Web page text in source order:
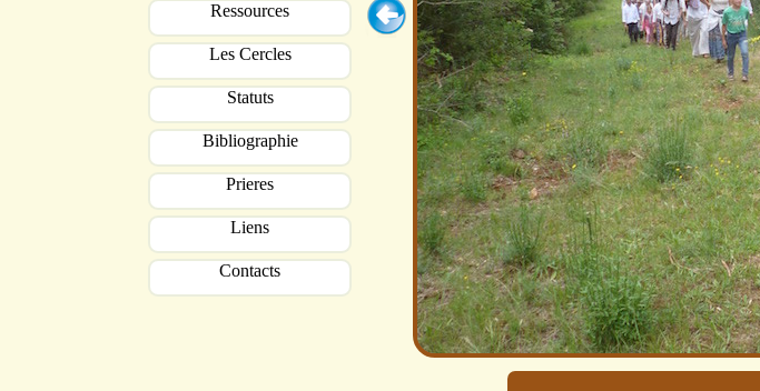
Ressources
Les Cercles
Statuts
Bibliographie
Prieres
Liens
Contacts